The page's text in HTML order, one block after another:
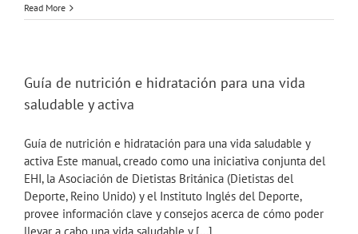
a
Hydration
Meeting.
Read More
Guía de nutrición e hidratación para una vida
saludable y activa
Guía de nutrición e hidratación para una vida saludable y
activa Este manual, creado como una iniciativa conjunta del
EHI, la Asociación de Dietistas Británica (Dietistas del
Deporte, Reino Unido) y el Instituto Inglés del Deporte,
provee información clave y consejos acerca de cómo poder